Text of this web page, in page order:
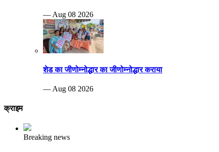
— Aug 08 2026
शेड का जीणोम्नोद्धार का जीणोम्नोद्धार कराया
— Aug 08 2026
क्राइम
Breaking news